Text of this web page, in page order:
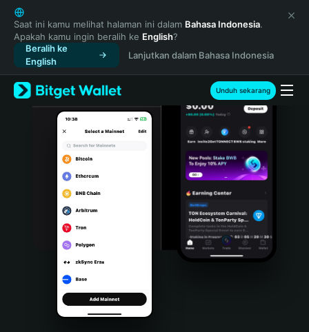
English
日本語
Tiếng Việt
Русский
Español (Latinoamérica)
Türkçe
Italiano
Português (Portugal)
Bahasa Indonesia
Português (Brasil)
Español (Argentina)
Saat ini kamu melihat halaman ini dalam Bahasa Indonesia.
Apakah kamu ingin beralih ke English?
Beralih ke
English
Lanjutkan dalam Bahasa Indonesia
Unduh sekarang